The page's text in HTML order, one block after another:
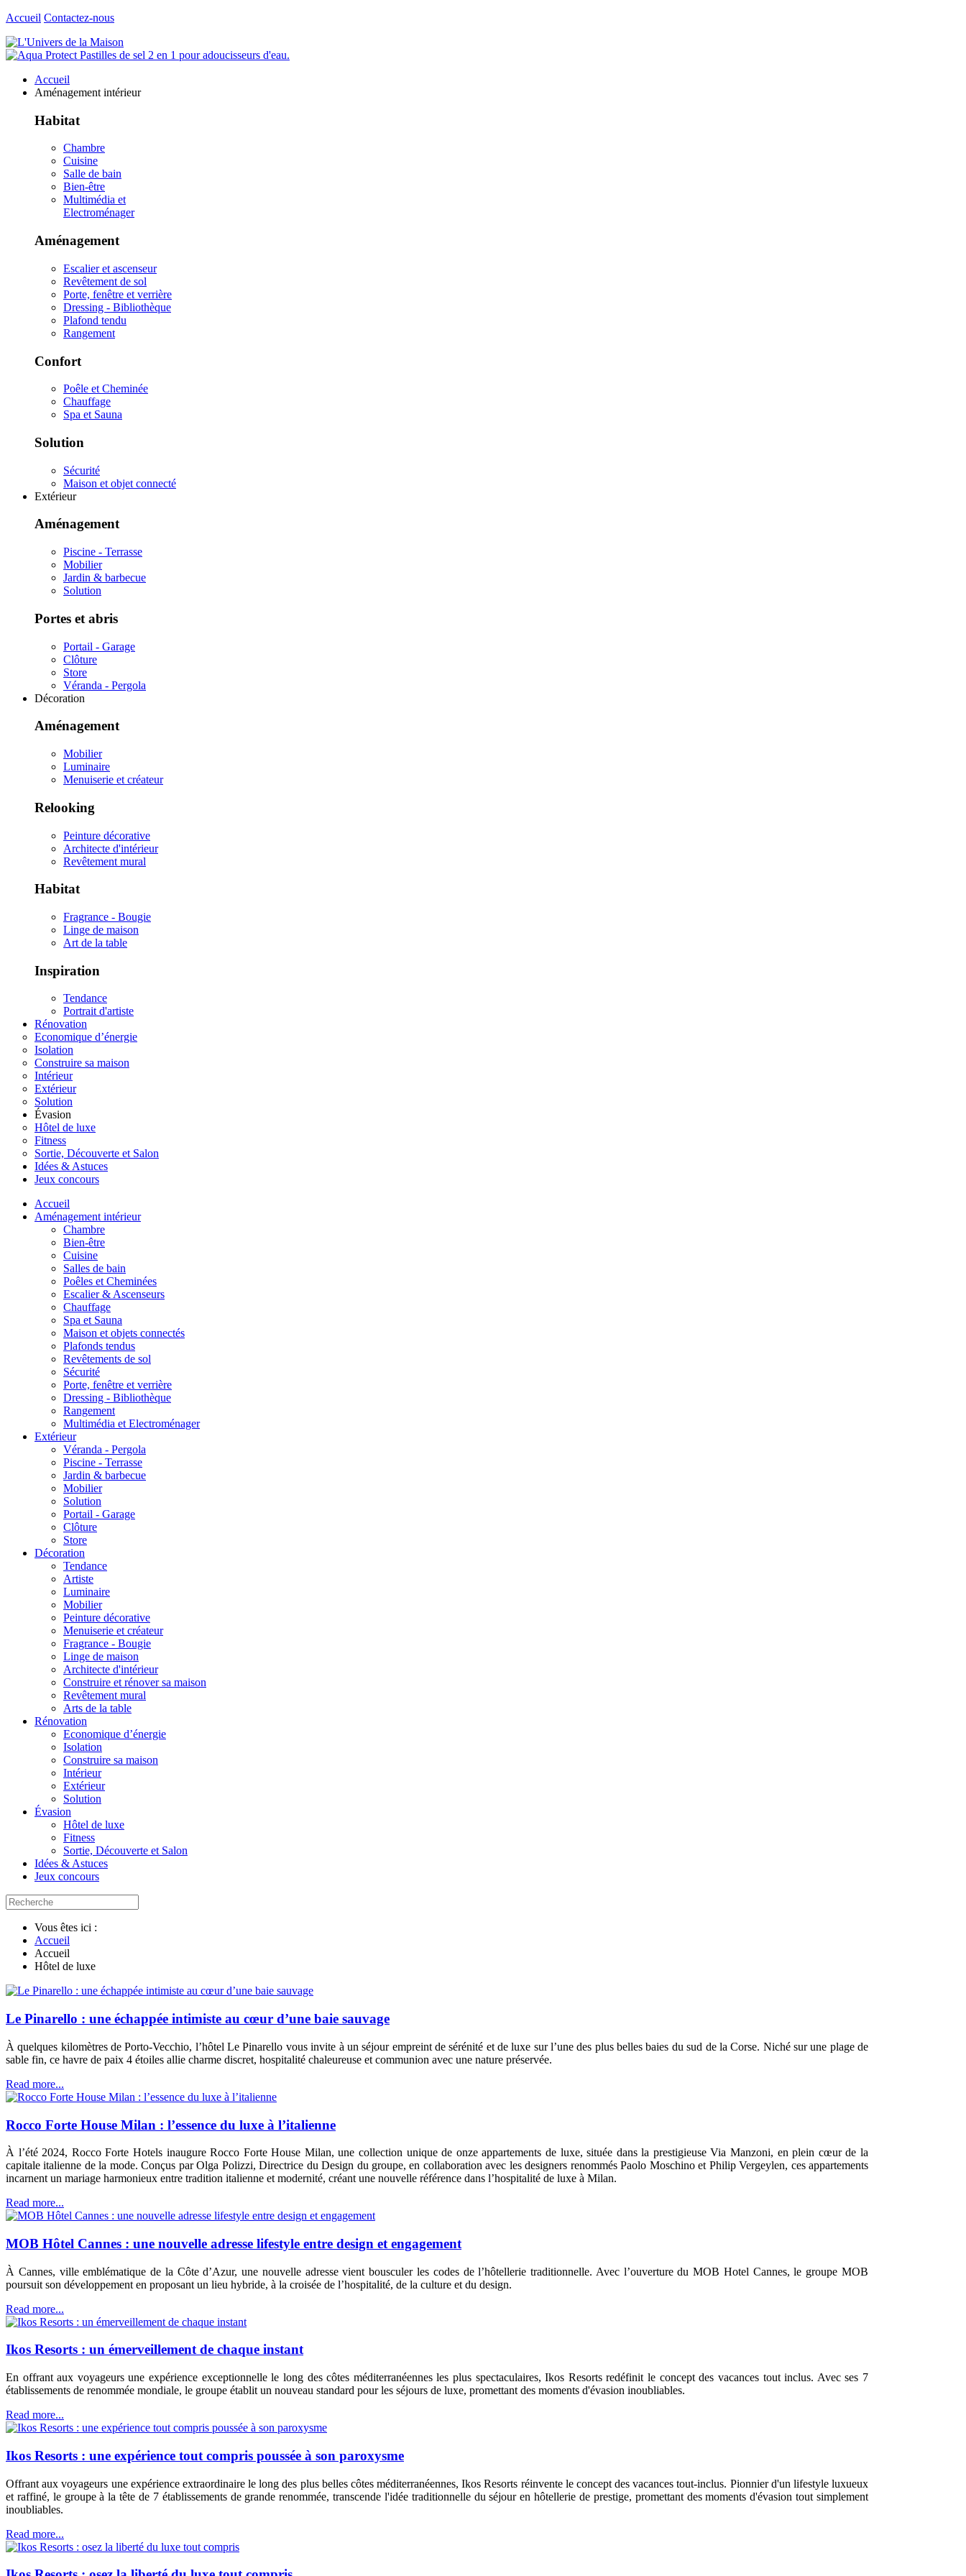
Accueil Contactez-nous
Accueil
Aménagement intérieur
Habitat
Chambre
Cuisine
Salle de bain
Bien-être
Multimédia et
Electroménager
Aménagement
Escalier et ascenseur
Revêtement de sol
Porte, fenêtre et verrière
Dressing - Bibliothèque
Plafond tendu
Rangement
Confort
Poêle et Cheminée
Chauffage
Spa et Sauna
Solution
Sécurité
Maison et objet connecté
Extérieur
Aménagement
Piscine - Terrasse
Mobilier
Jardin & barbecue
Solution
Portes et abris
Portail - Garage
Clôture
Store
Véranda - Pergola
Décoration
Aménagement
Mobilier
Luminaire
Menuiserie et créateur
Relooking
Peinture décorative
Architecte d'intérieur
Revêtement mural
Habitat
Fragrance - Bougie
Linge de maison
Art de la table
Inspiration
Tendance
Portrait d'artiste
Rénovation
Economique d’énergie
Isolation
Construire sa maison
Intérieur
Extérieur
Solution
Évasion
Hôtel de luxe
Fitness
Sortie, Découverte et Salon
Idées & Astuces
Jeux concours
Accueil
Aménagement intérieur
Chambre
Bien-être
Cuisine
Salles de bain
Poêles et Cheminées
Escalier & Ascenseurs
Chauffage
Spa et Sauna
Maison et objets connectés
Plafonds tendus
Revêtements de sol
Sécurité
Porte, fenêtre et verrière
Dressing - Bibliothèque
Rangement
Multimédia et Electroménager
Extérieur
Véranda - Pergola
Piscine - Terrasse
Jardin & barbecue
Mobilier
Solution
Portail - Garage
Clôture
Store
Décoration
Tendance
Artiste
Luminaire
Mobilier
Peinture décorative
Menuiserie et créateur
Fragrance - Bougie
Linge de maison
Architecte d'intérieur
Construire et rénover sa maison
Revêtement mural
Arts de la table
Rénovation
Economique d’énergie
Isolation
Construire sa maison
Intérieur
Extérieur
Solution
Évasion
Hôtel de luxe
Fitness
Sortie, Découverte et Salon
Idées & Astuces
Jeux concours
Vous êtes ici :
Accueil
Accueil
Hôtel de luxe
Le Pinarello : une échappée intimiste au cœur d’une baie sauvage
À quelques kilomètres de Porto-Vecchio, l’hôtel Le Pinarello vous invite à un séjour empreint de sérénité et de luxe sur l’une des plus belles baies du sud de la Corse. Niché sur une plage de
sable fin, ce havre de paix 4 étoiles allie charme discret, hospitalité chaleureuse et communion avec une nature préservée.
Read more...
Rocco Forte House Milan : l’essence du luxe à l’italienne
À l’été 2024, Rocco Forte Hotels inaugure Rocco Forte House Milan, une collection unique de onze appartements de luxe, située dans la prestigieuse Via Manzoni, en plein cœur de la
capitale italienne de la mode. Conçus par Olga Polizzi, Directrice du Design du groupe, en collaboration avec les designers renommés Paolo Moschino et Philip Vergeylen, ces appartements
incarnent un mariage harmonieux entre tradition italienne et modernité, créant une nouvelle référence dans l’hospitalité de luxe à Milan.
Read more...
MOB Hôtel Cannes : une nouvelle adresse lifestyle entre design et engagement
À Cannes, ville emblématique de la Côte d’Azur, une nouvelle adresse vient bousculer les codes de l’hôtellerie traditionnelle. Avec l’ouverture du MOB Hotel Cannes, le groupe MOB
poursuit son développement en proposant un lieu hybride, à la croisée de l’hospitalité, de la culture et du design.
Read more...
Ikos Resorts : un émerveillement de chaque instant
En offrant aux voyageurs une expérience exceptionnelle le long des côtes méditerranéennes les plus spectaculaires, Ikos Resorts redéfinit le concept des vacances tout inclus. Avec ses 7
établissements de renommée mondiale, le groupe établit un nouveau standard pour les séjours de luxe, promettant des moments d'évasion inoubliables.
Read more...
Ikos Resorts : une expérience tout compris poussée à son paroxysme
Offrant aux voyageurs une expérience extraordinaire le long des plus belles côtes méditerranéennes, Ikos Resorts réinvente le concept des vacances tout-inclus. Pionnier d'un lifestyle luxueux
et raffiné, le groupe à la tête de 7 établissements de grande renommée, transcende l'idée traditionnelle du séjour en hôtellerie de prestige, promettant des moments d'évasion tout simplement
inoubliables.
Read more...